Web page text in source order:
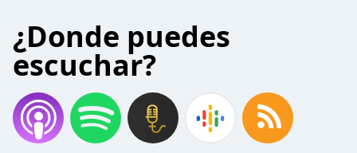
¿Donde puedes
escuchar?